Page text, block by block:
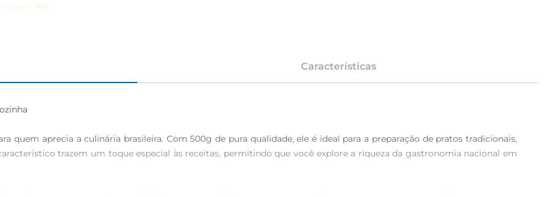
Características
quem aprecia a culinária brasileira. Com 500g de pura qualidade, ele é ideal para a preparação de pratos tradicionais,
trazem um toque especial às receitas, permitindo que você explore a riqueza da gastronomia nacional em